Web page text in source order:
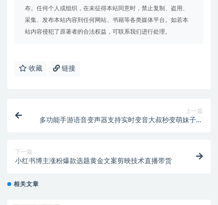
布。任何个人或组织，在未征得本站同意时，禁止复制、盗用、
采集、发布本站内容到任何网站、书籍等各类媒体平台。如若本
站内容侵犯了原著者的合法权益，可联系我们进行处理。
收藏 链接
上一篇
多功能手游语音变声器支持实时变音大叔秒变萌妹子脚
下一篇
小红书博主涨粉爆款选题黄金文案剪映技术直播带货
相关文章